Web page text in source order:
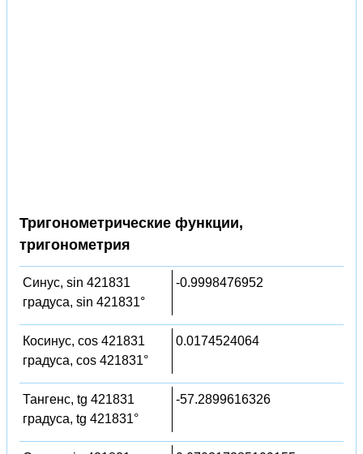
Тригонометрические функции,
тригонометрия
Синус, sin 421831
градуса, sin 421831°
-0.9998476952
Косинус, cos 421831
градуса, cos 421831°
0.0174524064
Тангенс, tg 421831
градуса, tg 421831°
-57.2899616326